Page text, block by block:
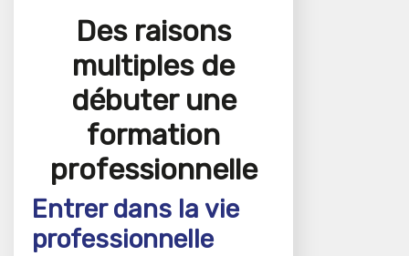
Des raisons
multiples de
débuter une
formation
professionnelle
Entrer dans la vie
professionnelle